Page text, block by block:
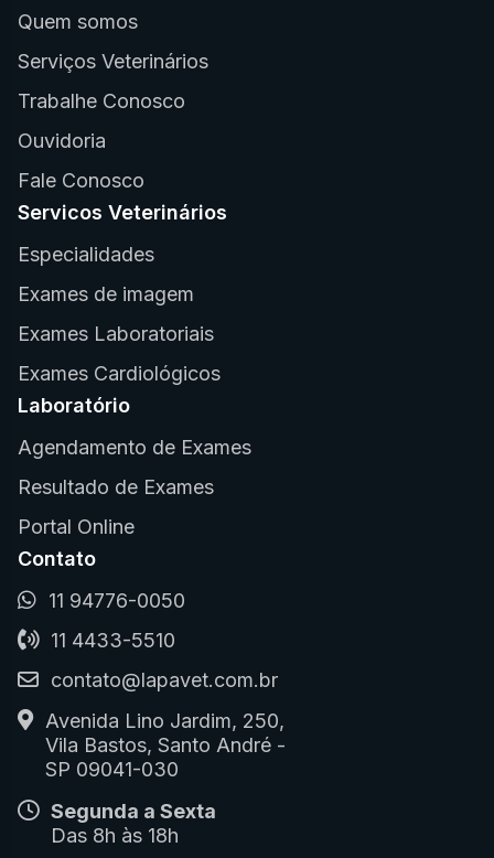
Quem somos
Serviços Veterinários
Trabalhe Conosco
Ouvidoria
Fale Conosco
Servicos Veterinários
Especialidades
Exames de imagem
Exames Laboratoriais
Exames Cardiológicos
Laboratório
Agendamento de Exames
Resultado de Exames
Portal Online
Contato
11 94776-0050
11 4433-5510
contato@lapavet.com.br
Avenida Lino Jardim, 250,
Vila Bastos, Santo André -
SP 09041-030
Segunda a Sexta
Das 8h às 18h